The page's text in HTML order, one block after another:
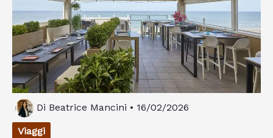
Di Beatrice Mancini • 16/02/2026
Viaggi